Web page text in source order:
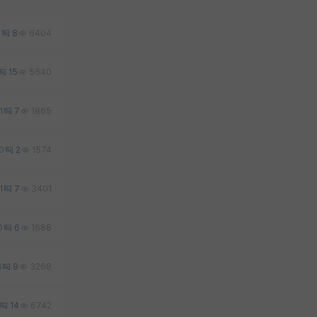
8 6404
15 5640
1 7 1865
2 1574
1 7 3401
6 1688
9 3268
14 6742